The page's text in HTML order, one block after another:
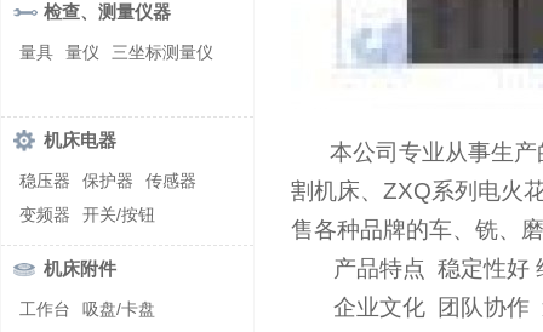
检查、测量仪器
量具 量仪 三坐标测量仪
机床电器
稳压器 保护器
传感器
变频器
开关/按钮
机床附件
工作台
吸盘/卡盘
本公司专业从事生
割机床、ZXQ系列电火
售各种品牌的车、铣、
产品特点 稳定性好
企业文化 团队协作